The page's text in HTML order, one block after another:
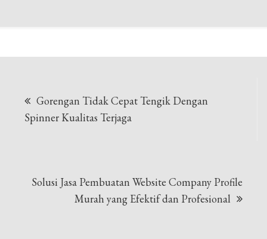
pos
Gorengan Tidak Cepat Tengik Dengan
Spinner Kualitas Terjaga
Solusi Jasa Pembuatan Website Company Profile
Murah yang Efektif dan Profesional